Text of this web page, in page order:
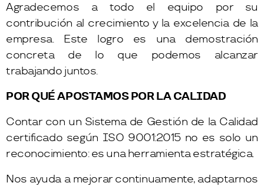
Agradecemos a todo el equipo por su
contribución al crecimiento y la excelencia de la
empresa. Este logro es una demostración
concreta de lo que podemos alcanzar
trabajando juntos.
POR QUÉ APOSTAMOS POR LA CALIDAD
Contar con un Sistema de Gestión de la Calidad
certificado según ISO 9001:2015 no es solo un
reconocimiento: es una herramienta estratégica.
Nos ayuda a mejorar continuamente, adaptarnos